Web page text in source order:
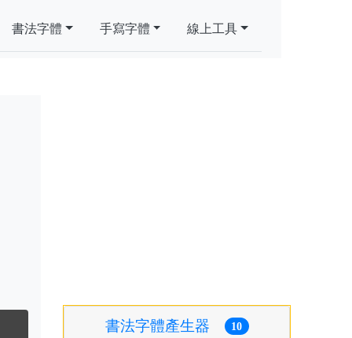
書法字體 手寫字體 線上工具
書法字體產生器 10